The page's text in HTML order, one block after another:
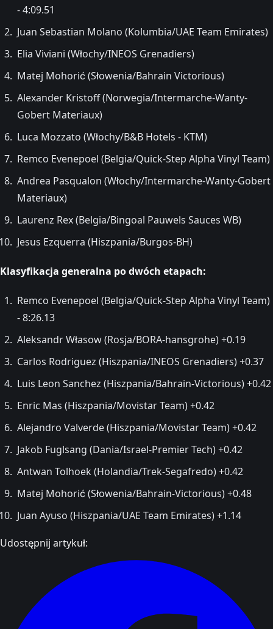
- 4:09.51
Juan Sebastian Molano (Kolumbia/UAE Team Emirates)
Elia Viviani (Włochy/INEOS Grenadiers)
Matej Mohorić (Słowenia/Bahrain Victorious)
Alexander Kristoff (Norwegia/Intermarche-Wanty-
Gobert Materiaux)
Luca Mozzato (Włochy/B&B Hotels - KTM)
Remco Evenepoel (Belgia/Quick-Step Alpha Vinyl Team)
Andrea Pasqualon (Włochy/Intermarche-Wanty-Gobert
Materiaux)
Laurenz Rex (Belgia/Bingoal Pauwels Sauces WB)
Jesus Ezquerra (Hiszpania/Burgos-BH)
Klasyfikacja generalna po dwóch etapach:
Remco Evenepoel (Belgia/Quick-Step Alpha Vinyl Team)
- 8:26.13
Aleksandr Własow (Rosja/BORA-hansgrohe) +0.19
Carlos Rodriguez (Hiszpania/INEOS Grenadiers) +0.37
Luis Leon Sanchez (Hiszpania/Bahrain-Victorious) +0.42
Enric Mas (Hiszpania/Movistar Team) +0.42
Alejandro Valverde (Hiszpania/Movistar Team) +0.42
Jakob Fuglsang (Dania/Israel-Premier Tech) +0.42
Antwan Tolhoek (Holandia/Trek-Segafredo) +0.42
Matej Mohorić (Słowenia/Bahrain-Victorious) +0.48
Juan Ayuso (Hiszpania/UAE Team Emirates) +1.14
Udostępnij artykuł: